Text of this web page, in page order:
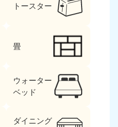
トースター
畳
ウォーター
ベッド
ダイニング